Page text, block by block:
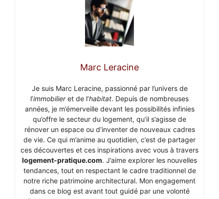
Marc Leracine
Je suis Marc Leracine, passionné par l’univers de
l’immobilieret de l’habitat. Depuis de nombreuses
années, je m’émerveille devant les possibilités infinies
qu’offre le secteur du logement, qu’il s’agisse de
rénover un espace ou d’inventer de nouveaux cadres
de vie. Ce qui m’anime au quotidien, c’est de partager
ces découvertes et ces inspirations avec vous à travers
logement-pratique.com. J’aime explorer les nouvelles
tendances, tout en respectant le cadre traditionnel de
notre riche patrimoine architectural. Mon engagement
dans ce blog est avant tout guidé par une volonté